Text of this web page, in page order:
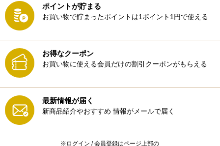
ポイントが貯まる
お買い物で貯まったポイントは1ポイント1円で使える
お得なクーポン
お買い物に使える会員だけの割引クーポンがもらえる
最新情報が届く
新商品紹介やおすすめ 情報がメールで届く
※ログイン / 会員登録はページ上部の